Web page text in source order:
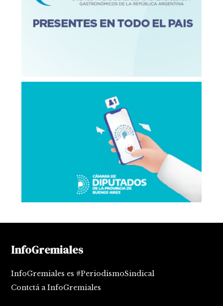
InfoGremiales
InfoGremiales es #PeriodismoSindical
Contctá a InfoGremiales